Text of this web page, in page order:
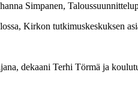
Simpanen,
Kirkon tutkimuskeskuksen
Terhi Törmä ja